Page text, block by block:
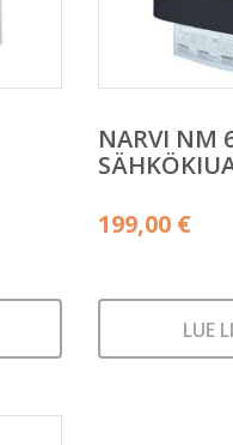
NARVI NM
199,00 €
LUE